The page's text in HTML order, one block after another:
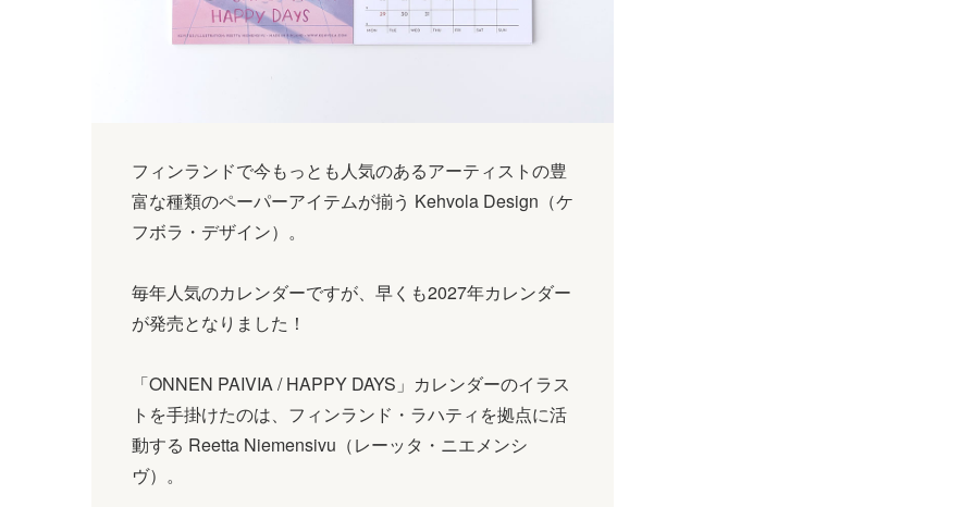
フィンランドで今もっとも人気のあるアーティストの豊
富な種類のペーパーアイテムが揃う Kehvola Design（ケ
フボラ・デザイン）。
毎年人気のカレンダーですが、早くも2027年カレンダー
が発売となりました！
「ONNEN PAIVIA / HAPPY DAYS」カレンダーのイラス
トを手掛けたのは、フィンランド・ラハティを拠点に活
動する Reetta Niemensivu（レーッタ・ニエメンシ
ヴ）。